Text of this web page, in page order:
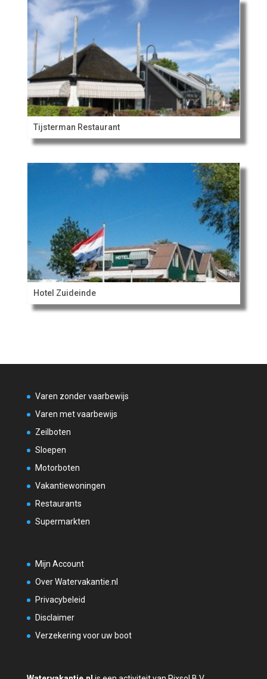
Tijsterman Restaurant
Hotel Zuideinde
Varen zonder vaarbewijs
Varen met vaarbewijs
Zeilboten
Sloepen
Motorboten
Vakantiewoningen
Restaurants
Supermarkten
Mijn Account
Over Watervakantie.nl
Privacybeleid
Disclaimer
Verzekering voor uw boot